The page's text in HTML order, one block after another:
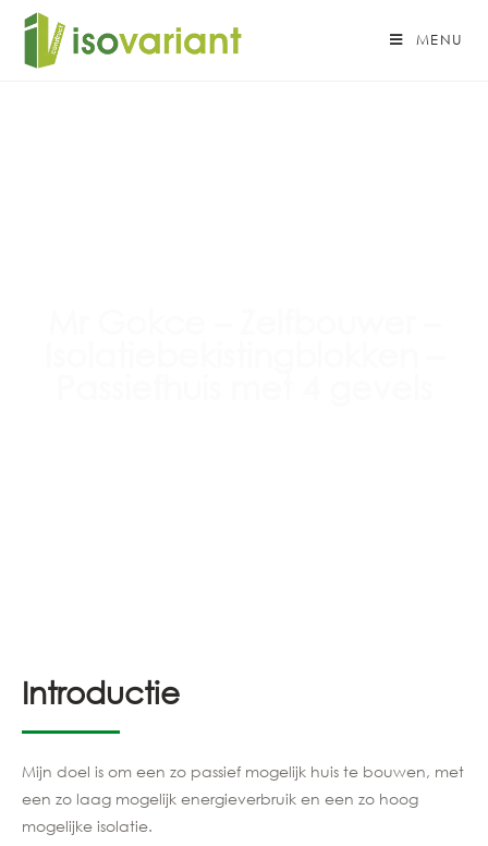
MENU
Introductie
Mijn doel is om een zo passief mogelijk huis te bouwen, met
een zo laag mogelijk energieverbruik en een zo hoog
mogelijke isolatie.